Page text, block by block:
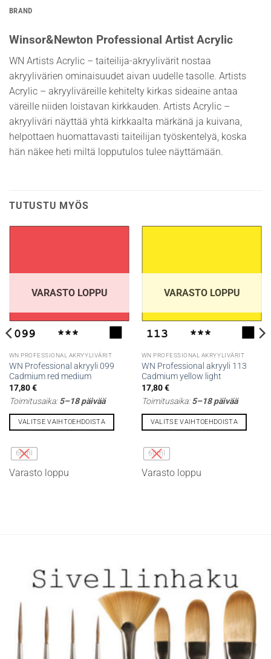
BRAND
Winsor&Newton Professional Artist Acrylic
WN Artists Acrylic – taiteilija-akryylivärit nostaa
akryylivärien ominaisuudet aivan uudelle tasolle. Artists
Acrylic – akryyliväreille kehitelty kirkas sideaine antaa
väreille niiden loistavan kirkkauden. Artists Acrylic –
akryyliväri näyttää yhtä kirkkaalta märkänä ja kuivana,
helpottaen huomattavasti taiteilijan työskentelyä, koska
hän näkee heti miltä lopputulos tulee näyttämään.
TUTUSTU MYÖS
VARASTO LOPPU
WN PROFESSIONAL AKRYYLIVÄRIT
WN Professional akryyli 099
Cadmium red medium
17,80€
Toimitusaika:5–18 päivää
VALITSE VAIHTOEHDOISTA
tuotteella
on
useampi
60ml
Varasto loppu
VARASTO LOPPU
WN PROFESSIONAL AKRYYLIVÄRIT
WN Professional akryyli 113
Cadmium yellow light
17,80€
Toimitusaika:5–18 päivää
VALITSE VAIHTOEHDOISTA
tuotteella
on
useampi
60ml
Varasto loppu